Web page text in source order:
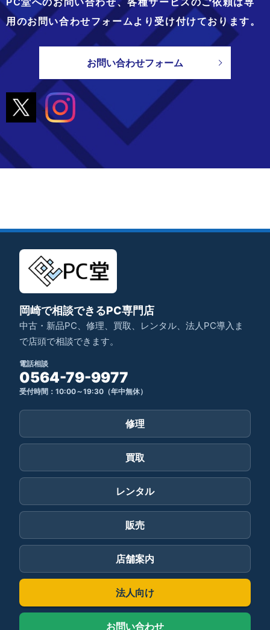
用のお問い合わせフォームより 受け付けております。
お問い合わせフォーム
岡崎で相談できるPC専門店
中古・新品PC、修理、買取、レンタル、法人PC導入ま
で店頭で相談できます。
電話相談
0564-79-9977
受付時間：10:00～19:30（年中無休）
修理
買取
レンタル
販売
店舗案内
法人向け
お問い合わせ